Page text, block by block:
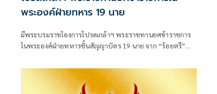
พระองค์ฝ่ายทหาร 19 นาย
มีพระบรมราชโองการโปรดเกล้าฯ พระราชทานยศข้าราชการ
ในพระองค์ฝ่ายทหารชั้นสัญญาบัตร 19 นาย จาก “ร้อยตรี”